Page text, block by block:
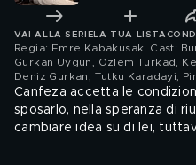
VAI ALLA SERIE LA TUA LISTA
Regia: Emre Kabakusak. Cast:
Gurkan Uygun, Ozlem Turkad,
Deniz Gurkan, Tutku Karadayi,
Canfeza accetta le
sposarlo, nella speranza di
cambiare idea su di lei,